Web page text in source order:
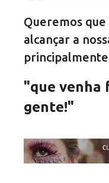
Queremos que
alcançar a
"que venha
gente!"